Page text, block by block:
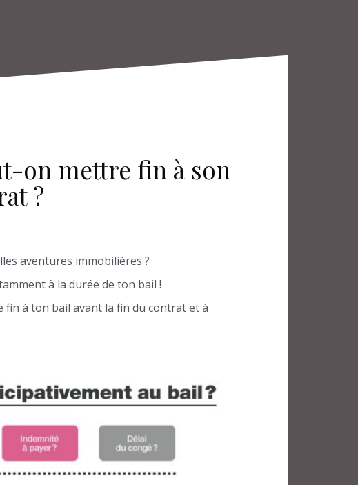
on mettre fin à son
?
aventures immobilières ?
à la durée de ton bail !
fin à ton bail avant la fin du contrat et à